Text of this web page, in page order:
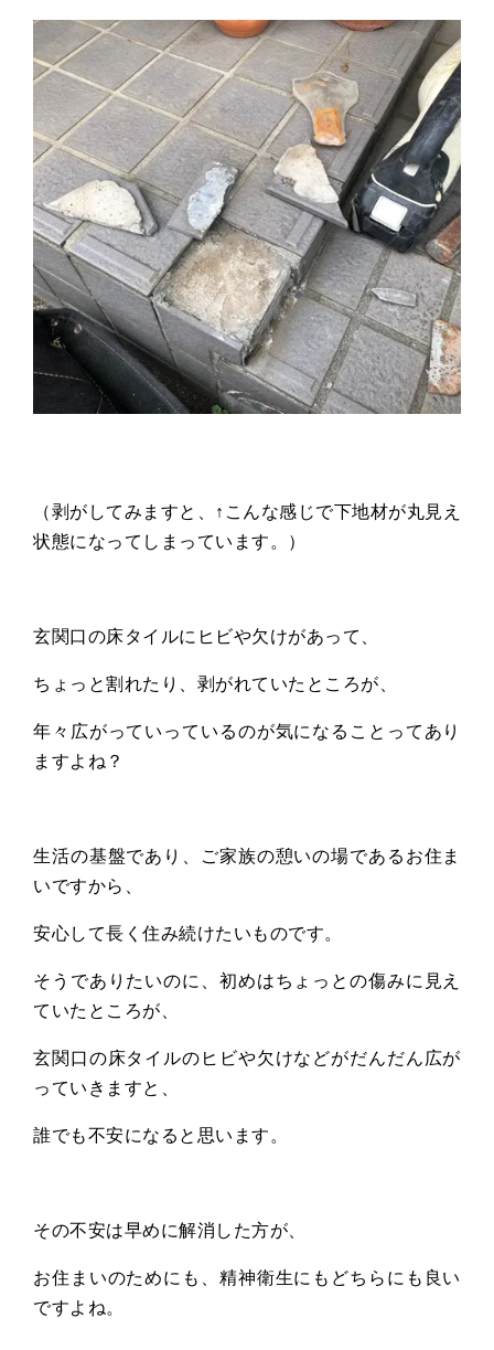
（剥がしてみますと、↑こんな感じで下地材が丸見え
状態になってしまっています。）
玄関口の床タイルにヒビや欠けがあって、
ちょっと割れたり、剥がれていたところが、
年々広がっていっているのが気になることってあり
ますよね？
生活の基盤であり、ご家族の憩いの場であるお住ま
いですから、
安心して長く住み続けたいものです。
そうでありたいのに、初めはちょっとの傷みに見え
ていたところが、
玄関口の床タイルのヒビや欠けなどがだんだん広が
っていきますと、
誰でも不安になると思います。
その不安は早めに解消した方が、
お住まいのためにも、精神衛生にもどちらにも良い
ですよね。